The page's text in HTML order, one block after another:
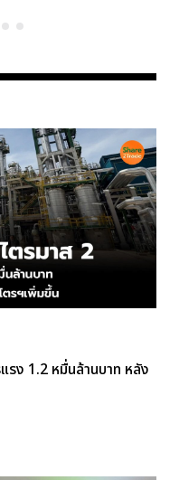
รง 1.2 หมื่นล้านบาท หลัง